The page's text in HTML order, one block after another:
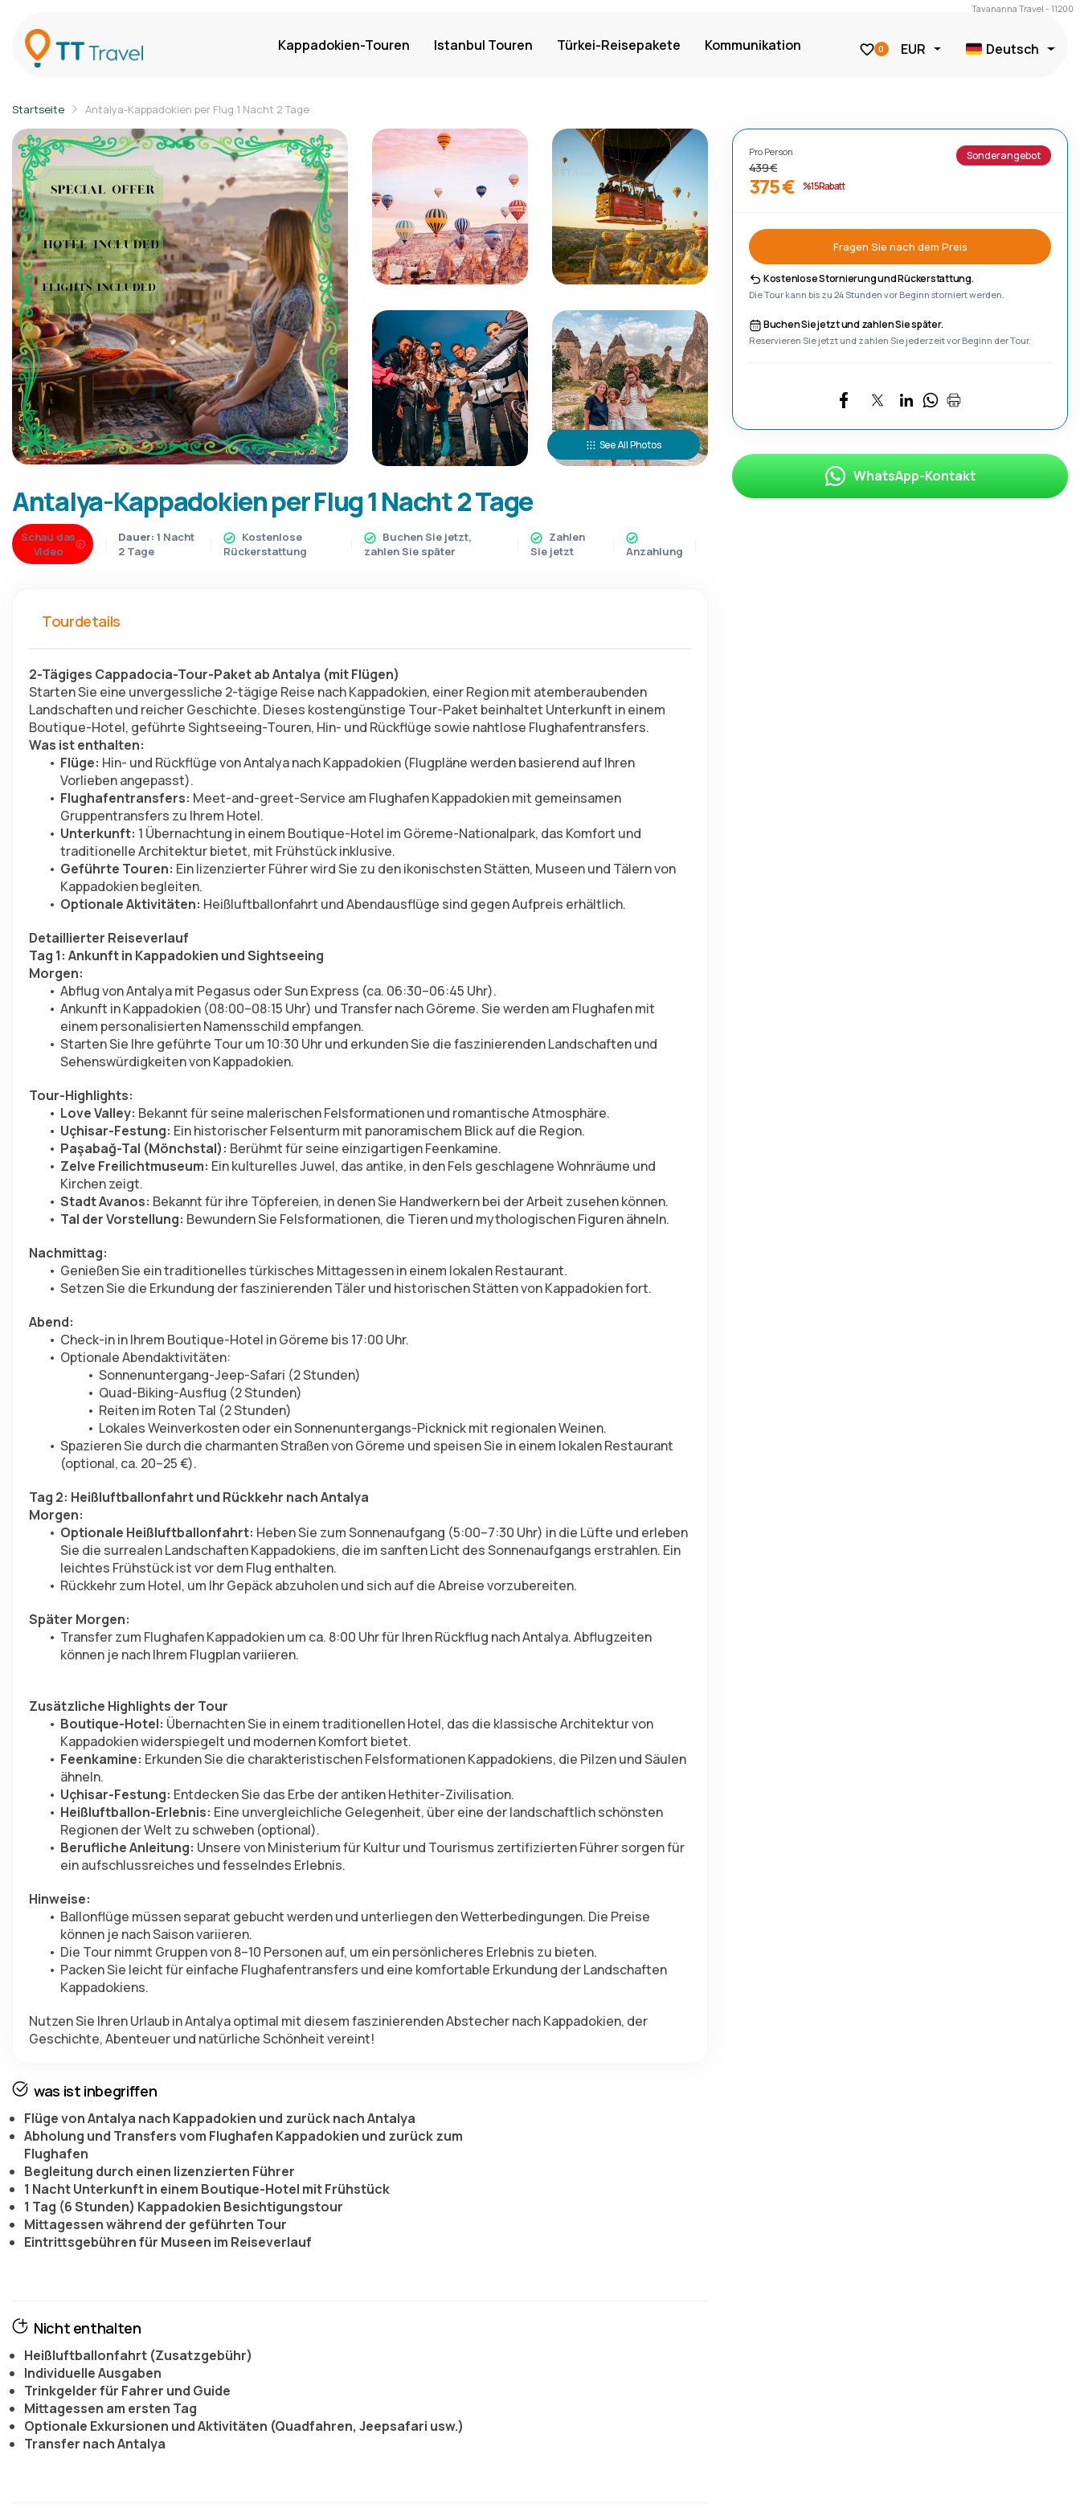
Tavananna Travel - 11200
Kappadokien-Touren Istanbul Touren Türkei-Reisepakete Kommunikation 0 EUR Deutsch
Startseite Antalya-Kappadokien per Flug 1 Nacht 2 Tage
See All Photos
Antalya-Kappadokien per Flug 1 Nacht 2 Tage
Schau das
Video
Dauer: 1 Nacht
2 Tage
Kostenlose
Rückerstattung
Buchen Sie jetzt,
zahlen Sie später
Zahlen
Sie jetzt
Anzahlung
Tourdetails
2-Tägiges Cappadocia-Tour-Paket ab Antalya (mit Flügen)
Starten Sie eine unvergessliche 2-tägige Reise nach Kappadokien, einer Region mit atemberaubenden
Landschaften und reicher Geschichte. Dieses kostengünstige Tour-Paket beinhaltet Unterkunft in einem
Boutique-Hotel, geführte Sightseeing-Touren, Hin- und Rückflüge sowie nahtlose Flughafentransfers.
Was ist enthalten:
Flüge: Hin- und Rückflüge von Antalya nach Kappadokien (Flugpläne werden basierend auf Ihren
Vorlieben angepasst).
Flughafentransfers: Meet-and-greet-Service am Flughafen Kappadokien mit gemeinsamen
Gruppentransfers zu Ihrem Hotel.
Unterkunft: 1 Übernachtung in einem Boutique-Hotel im Göreme-Nationalpark, das Komfort und
traditionelle Architektur bietet, mit Frühstück inklusive.
Geführte Touren: Ein lizenzierter Führer wird Sie zu den ikonischsten Stätten, Museen und Tälern von
Kappadokien begleiten.
Optionale Aktivitäten: Heißluftballonfahrt und Abendausflüge sind gegen Aufpreis erhältlich.
Detaillierter Reiseverlauf
Tag 1: Ankunft in Kappadokien und Sightseeing
Morgen:
Abflug von Antalya mit Pegasus oder Sun Express (ca. 06:30–06:45 Uhr).
Ankunft in Kappadokien (08:00–08:15 Uhr) und Transfer nach Göreme. Sie werden am Flughafen mit
einem personalisierten Namensschild empfangen.
Starten Sie Ihre geführte Tour um 10:30 Uhr und erkunden Sie die faszinierenden Landschaften und
Sehenswürdigkeiten von Kappadokien.
Tour-Highlights:
Love Valley: Bekannt für seine malerischen Felsformationen und romantische Atmosphäre.
Uçhisar-Festung: Ein historischer Felsenturm mit panoramischem Blick auf die Region.
Paşabağ-Tal (Mönchstal): Berühmt für seine einzigartigen Feenkamine.
Zelve Freilichtmuseum: Ein kulturelles Juwel, das antike, in den Fels geschlagene Wohnräume und
Kirchen zeigt.
Stadt Avanos: Bekannt für ihre Töpfereien, in denen Sie Handwerkern bei der Arbeit zusehen können.
Tal der Vorstellung: Bewundern Sie Felsformationen, die Tieren und mythologischen Figuren ähneln.
Nachmittag:
Genießen Sie ein traditionelles türkisches Mittagessen in einem lokalen Restaurant.
Setzen Sie die Erkundung der faszinierenden Täler und historischen Stätten von Kappadokien fort.
Abend:
Check-in in Ihrem Boutique-Hotel in Göreme bis 17:00 Uhr.
Optionale Abendaktivitäten:
Sonnenuntergang-Jeep-Safari (2 Stunden)
Quad-Biking-Ausflug (2 Stunden)
Reiten im Roten Tal (2 Stunden)
Lokales Weinverkosten oder ein Sonnenuntergangs-Picknick mit regionalen Weinen.
Spazieren Sie durch die charmanten Straßen von Göreme und speisen Sie in einem lokalen Restaurant
(optional, ca. 20–25 €).
Tag 2: Heißluftballonfahrt und Rückkehr nach Antalya
Morgen:
Optionale Heißluftballonfahrt: Heben Sie zum Sonnenaufgang (5:00–7:30 Uhr) in die Lüfte und erleben
Sie die surrealen Landschaften Kappadokiens, die im sanften Licht des Sonnenaufgangs erstrahlen. Ein
leichtes Frühstück ist vor dem Flug enthalten.
Rückkehr zum Hotel, um Ihr Gepäck abzuholen und sich auf die Abreise vorzubereiten.
Später Morgen:
Transfer zum Flughafen Kappadokien um ca. 8:00 Uhr für Ihren Rückflug nach Antalya. Abflugzeiten
können je nach Ihrem Flugplan variieren.
Zusätzliche Highlights der Tour
Boutique-Hotel: Übernachten Sie in einem traditionellen Hotel, das die klassische Architektur von
Kappadokien widerspiegelt und modernen Komfort bietet.
Feenkamine: Erkunden Sie die charakteristischen Felsformationen Kappadokiens, die Pilzen und Säulen
ähneln.
Uçhisar-Festung: Entdecken Sie das Erbe der antiken Hethiter-Zivilisation.
Heißluftballon-Erlebnis: Eine unvergleichliche Gelegenheit, über eine der landschaftlich schönsten
Regionen der Welt zu schweben (optional).
Berufliche Anleitung: Unsere von Ministerium für Kultur und Tourismus zertifizierten Führer sorgen für
ein aufschlussreiches und fesselndes Erlebnis.
Hinweise:
Ballonflüge müssen separat gebucht werden und unterliegen den Wetterbedingungen. Die Preise
können je nach Saison variieren.
Die Tour nimmt Gruppen von 8–10 Personen auf, um ein persönlicheres Erlebnis zu bieten.
Packen Sie leicht für einfache Flughafentransfers und eine komfortable Erkundung der Landschaften
Kappadokiens.
Nutzen Sie Ihren Urlaub in Antalya optimal mit diesem faszinierenden Abstecher nach Kappadokien, der
Geschichte, Abenteuer und natürliche Schönheit vereint!
was ist inbegriffen
Flüge von Antalya nach Kappadokien und zurück nach Antalya
Abholung und Transfers vom Flughafen Kappadokien und zurück zum
Flughafen
Begleitung durch einen lizenzierten Führer
1 Nacht Unterkunft in einem Boutique-Hotel mit Frühstück
1 Tag (6 Stunden) Kappadokien Besichtigungstour
Mittagessen während der geführten Tour
Eintrittsgebühren für Museen im Reiseverlauf
Nicht enthalten
Heißluftballonfahrt (Zusatzgebühr)
Individuelle Ausgaben
Trinkgelder für Fahrer und Guide
Mittagessen am ersten Tag
Optionale Exkursionen und Aktivitäten (Quadfahren, Jeepsafari usw.)
Transfer nach Antalya
Pro Person
439 €
375 € %15 Rabatt
Sonderangebot
Fragen Sie nach dem Preis
Kostenlose Stornierung und Rückerstattung.
Die Tour kann bis zu 24 Stunden vor Beginn storniert werden.
Buchen Sie jetzt und zahlen Sie später.
Reservieren Sie jetzt und zahlen Sie jederzeit vor Beginn der Tour.
WhatsApp-Kontakt